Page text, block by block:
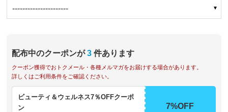
----------------------
配布中のクーポンが 3 件あります
クーポン獲得でおトクメール・各種メルマガをお届けする場合があります。
詳しくはご利用条件をご確認ください。
ビューティ＆ウェルネス7％OFFクーポ
ン
7%OFF